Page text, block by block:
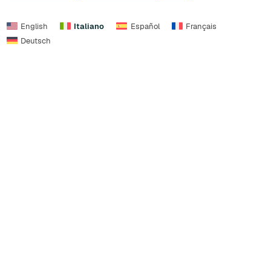
English Italiano Español
Français
Deutsch